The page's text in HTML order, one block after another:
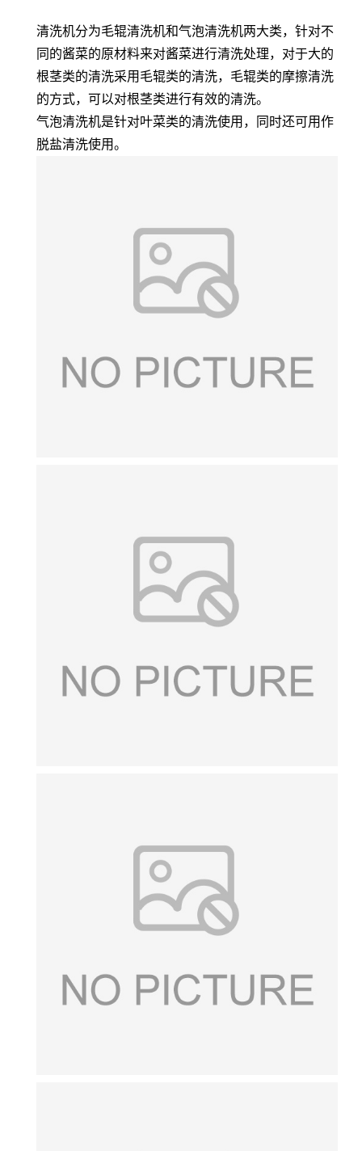
清洗机分为毛辊清洗机和气泡清洗机两大类，针对不
同的酱菜的原材料来对酱菜进行清洗处理，对于大的
根茎类的清洗采用毛辊类的清洗，毛辊类的摩擦清洗
的方式，可以对根茎类进行有效的清洗。
气泡清洗机是针对叶菜类的清洗使用，同时还可用作
脱盐清洗使用。